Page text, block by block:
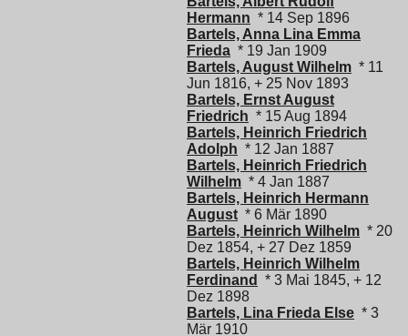
Hermann * 14 Sep 1896
Bartels, Anna Lina Emma
Frieda * 19 Jan 1909
Bartels, August Wilhelm * 11
Jun 1816, + 25 Nov 1893
Bartels, Ernst August
Friedrich * 15 Aug 1894
Bartels, Heinrich Friedrich
Adolph * 12 Jan 1887
Bartels, Heinrich Friedrich
Wilhelm * 4 Jan 1887
Bartels, Heinrich Hermann
August * 6 Mär 1890
Bartels, Heinrich Wilhelm * 20
Dez 1854, + 27 Dez 1859
Bartels, Heinrich Wilhelm
Ferdinand
* 3 Mai 1845, + 12
Dez 1898
Bartels, Lina Frieda Else * 3
Mär 1910